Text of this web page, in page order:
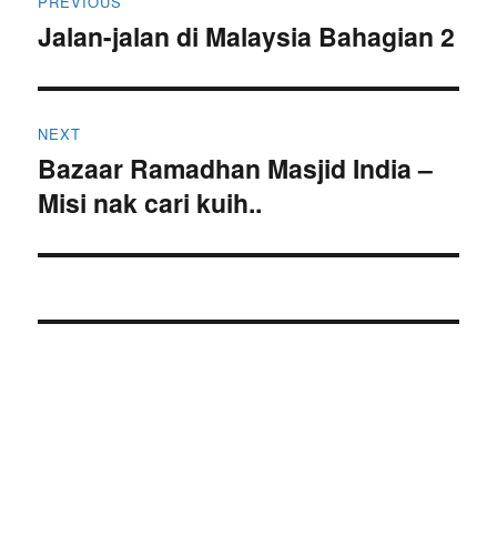
navigation
Previous
Jalan-jalan di Malaysia Bahagian 2
NEXT
Next
post:
Bazaar Ramadhan Masjid India –
Misi nak cari kuih..